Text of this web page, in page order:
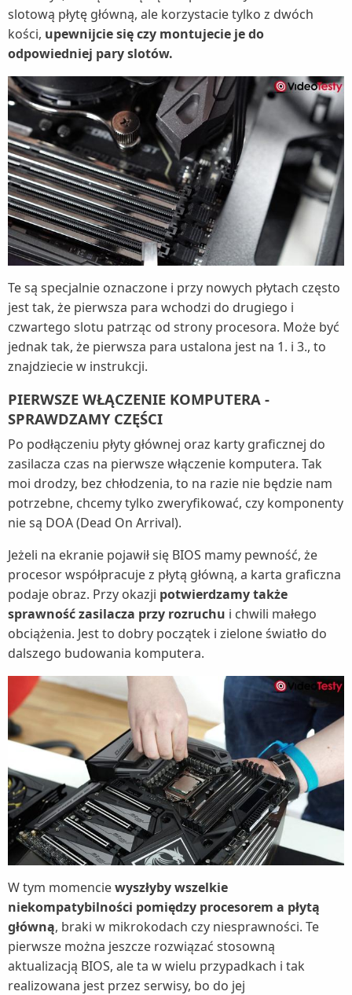
slotową płytę główną, ale korzystacie tylko z dwóch
kości, upewnijcie się czy montujecie je do
odpowiedniej pary slotów.
Te są specjalnie oznaczone i przy nowych płytach często
jest tak, że pierwsza para wchodzi do drugiego i
czwartego slotu patrząc od strony procesora. Może być
jednak tak, że pierwsza para ustalona jest na 1. i 3., to
znajdziecie w instrukcji.
PIERWSZE WŁĄCZENIE KOMPUTERA -
SPRAWDZAMY CZĘŚCI
Po podłączeniu płyty głównej oraz karty graficznej do
zasilacza czas na pierwsze włączenie komputera. Tak
moi drodzy, bez chłodzenia, to na razie nie będzie nam
potrzebne, chcemy tylko zweryfikować, czy komponenty
nie są DOA (Dead On Arrival).
Jeżeli na ekranie pojawił się BIOS mamy pewność, że
procesor współpracuje z płytą główną, a karta graficzna
podaje obraz. Przy okazji potwierdzamy także
sprawność zasilacza przy rozruchu i chwili małego
obciążenia. Jest to dobry początek i zielone światło do
dalszego budowania komputera.
W tym momenciewyszłyby wszelkie
niekompatybilności pomiędzy procesorem a płytą
główną, braki w mikrokodach czy niesprawności. Te
pierwsze można jeszcze rozwiązać stosowną
aktualizacją BIOS, ale ta w wielu przypadkach i tak
realizowana jest przez serwisy, bo do jej